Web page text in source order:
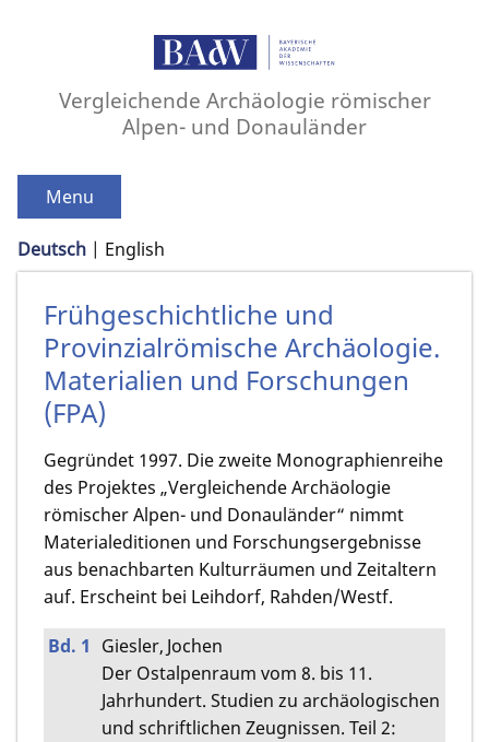
Vergleichende Archäologie römischer
Alpen- und Donauländer
Menu
Deutsch English
Frühgeschichtliche und
Provinzialrömische Archäologie.
Materialien und Forschungen
(FPA)
Gegründet 1997. Die zweite Monographienreihe
des Projektes „Vergleichende Archäologie
römischer Alpen- und Donauländer“ nimmt
Materialeditionen und Forschungsergebnisse
aus benachbarten Kulturräumen und Zeitaltern
auf. Erscheint bei Leihdorf, Rahden/Westf.
Bd. 1 Giesler, Jochen
Der Ostalpenraum vom 8. bis 11.
Jahrhundert. Studien zu archäologischen
und schriftlichen Zeugnissen. Teil 2: